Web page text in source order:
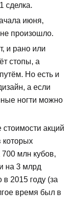
сделка.
июня,
произошло.
и рано или
стопы, а
Но есть и
а если
ногти можно
стоимости акций
которых
млн кубов,
на 3 млрд
2015 году (за
время был в